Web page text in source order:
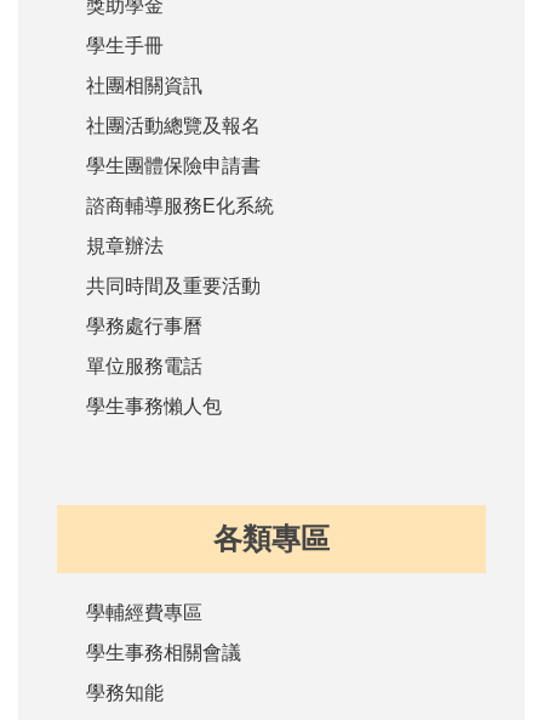
獎助學金
學生手冊
社團相關資訊
社團活動總覽及報名
學生團體保險申請書
諮商輔導服務E化系統
規章辦法
共同時間及重要活動
學務處行事曆
單位服務電話
學生事務懶人包
各類專區
學輔經費專區
學生事務相關會議
學務知能